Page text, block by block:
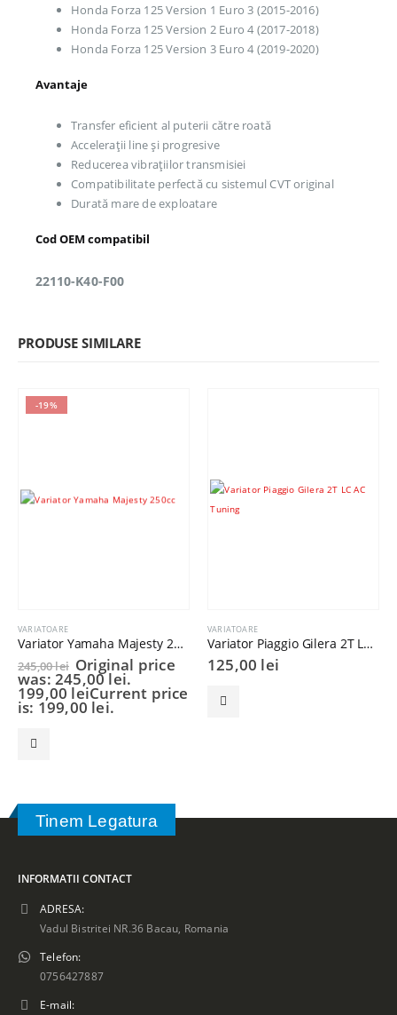
Honda Forza 125 Version 1 Euro 3 (2015-2016)
Honda Forza 125 Version 2 Euro 4 (2017-2018)
Honda Forza 125 Version 3 Euro 4 (2019-2020)
Avantaje
Transfer eficient al puterii către roată
Accelerații line și progresive
Reducerea vibrațiilor transmisiei
Compatibilitate perfectă cu sistemul CVT original
Durată mare de exploatare
Cod OEM compatibil
22110-K40-F00
PRODUSE SIMILARE
-19%
VARIATOARE
Variator Yamaha Majesty 250cc
245,00lei Original price
was: 245,00 lei.
199,00 leiCurrent price
is: 199,00 lei.
VARIATOARE
Variator Piaggio Gilera 2T LC AC Tuning
125,00 lei
Tinem Legatura
INFORMATII CONTACT
ADRESA:
Vadul Bistritei NR.36 Bacau, Romania
Telefon:
0756427887
E-mail: